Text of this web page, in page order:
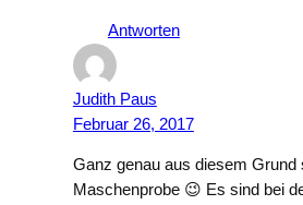
Antworten
Judith Paus
Februar 26, 2017
Ganz genau aus diesem Grund
Maschenprobe 😉 Es sind bei